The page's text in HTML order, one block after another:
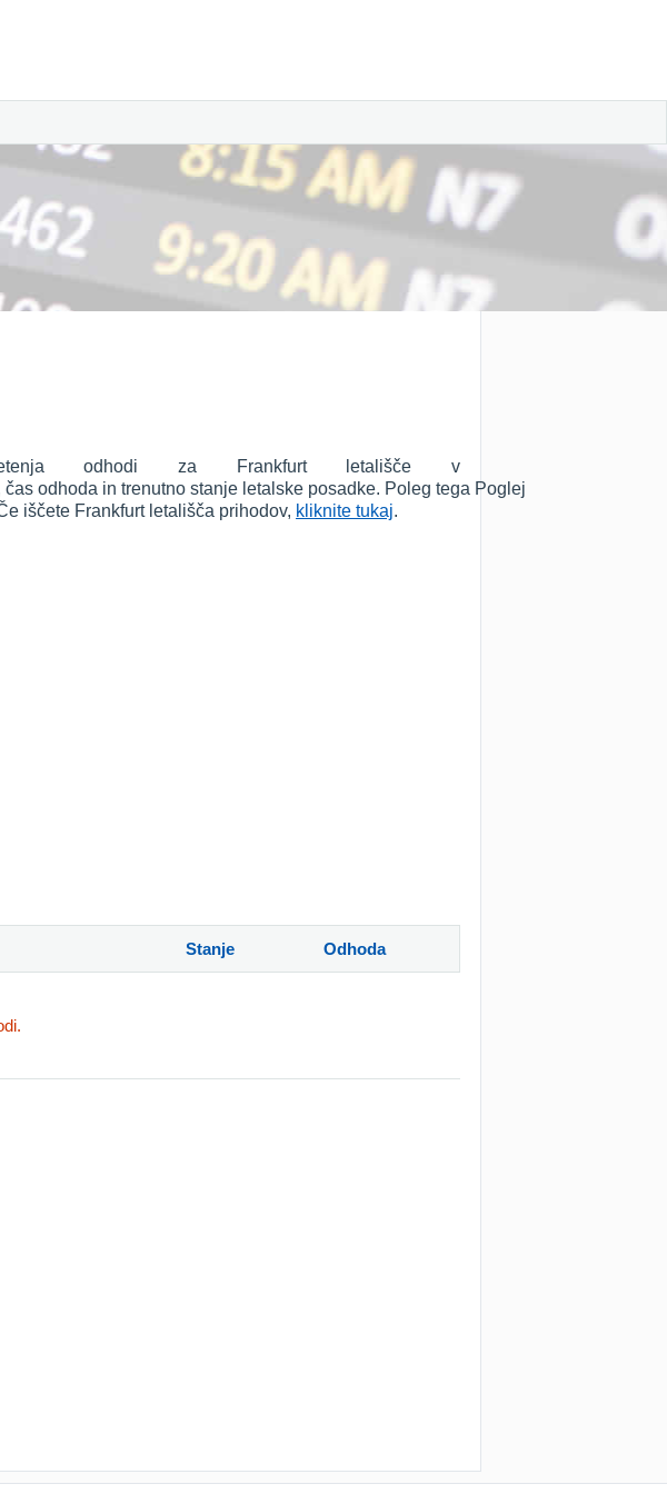
odhodi za Frankfurt letališče v
odhoda in trenutno stanje letalske posadke. Poleg tega Poglej
iščete Frankfurt letališča prihodov, kliknite tukaj.
Stanje Odhoda